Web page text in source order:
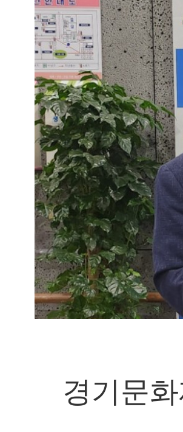
경기문